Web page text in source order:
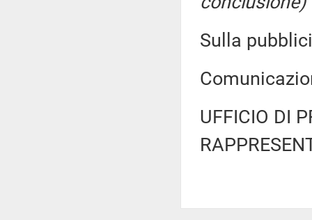
Sulla
UFFICIO DI